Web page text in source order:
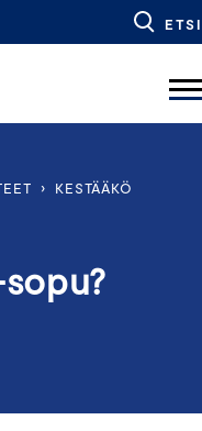
ETSI
›
KESTÄÄKÖ